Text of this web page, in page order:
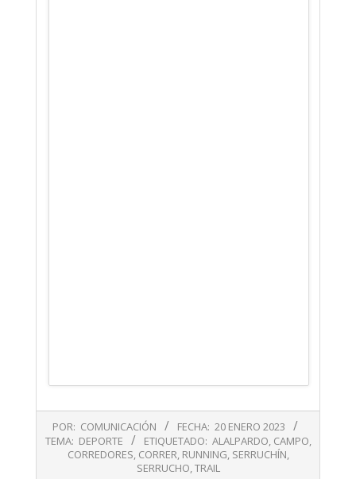
01-
POR: COMUNICACIÓN FECHA: 20 ENERO 2023
TEMA: DEPORTE ETIQUETADO: ALALPARDO, CAMPO,
CORREDORES, CORRER, RUNNING, SERRUCHÍN,
SERRUCHO,TRAIL